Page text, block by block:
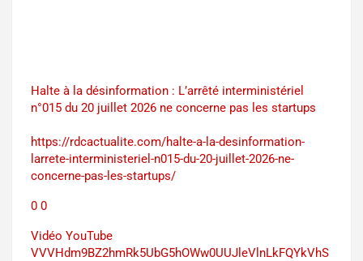
Halte à la désinformation : L’arrêté interministériel
n°015 du 20 juillet 2026 ne concerne pas les startups
https://rdcactualite.com/halte-a-la-desinformation-
larrete-interministeriel-n015-du-20-juillet-2026-ne-
concerne-pas-les-startups/
0 0
Vidéo YouTube
VVVHdm9BZ2hmRk5UbG5hOWw0UUJleVlnLkFQYkVhS